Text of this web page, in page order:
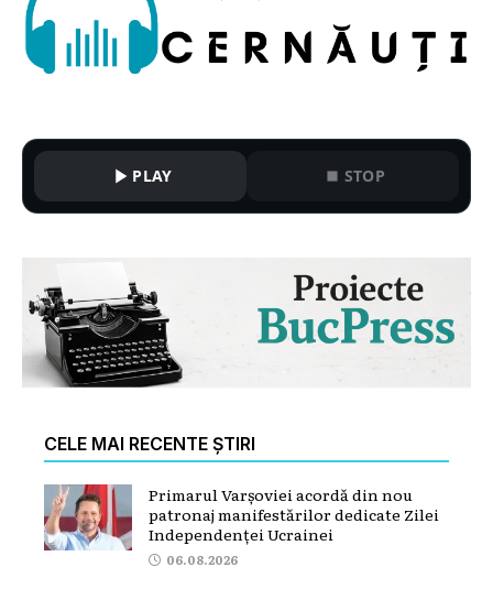
PLAY STOP
CELE MAI RECENTE ȘTIRI
Primarul Varșoviei acordă din nou
patronaj manifestărilor dedicate Zilei
Independenței Ucrainei
06.08.2026